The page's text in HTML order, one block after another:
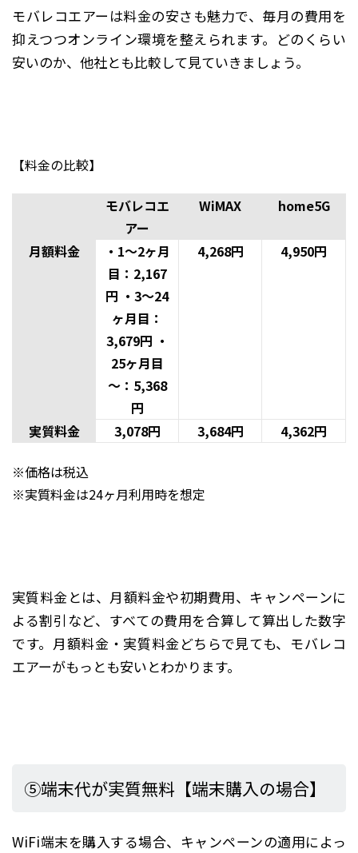
モバレコエアーは料金の安さも魅力で、毎月の費用を
抑えつつオンライン環境を整えられます。どのくらい
安いのか、他社とも比較して見ていきましょう。
【料金の比較】
モバレコエ
アー
WiMAX home5G
月額料金
・1～2ヶ月
目：2,167
円 ・3～24
ヶ月目：
3,679円 ・
25ヶ月目
～：5,368
円
4,268円 4,950円
実質料金 3,078円 3,684円 4,362円
※価格は税込
※実質料金は24ヶ月利用時を想定
実質料金とは、月額料金や初期費用、キャンペーンに
よる割引など、すべての費用を合算して算出した数字
です。月額料金・実質料金どちらで見ても、モバレコ
エアーがもっとも安いとわかります。
⑤端末代が実質無料【端末購入の場合】
WiFi端末を購入する場合、キャンペーンの適用によっ